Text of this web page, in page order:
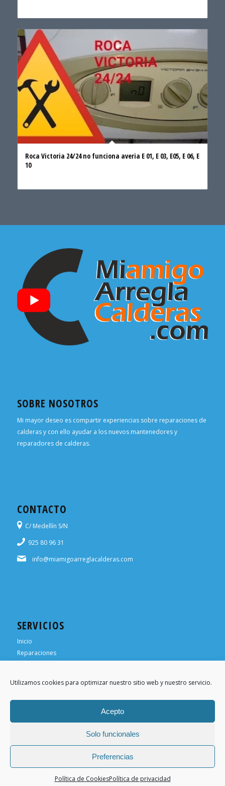
Utilizamos cookies para optimizar nuestro sitio web y nuestro servicio.
Acepto
Solo funcionales
Preferencias
Política de CookiesPolítica de privacidad
Roca Victoria 24/24 no funciona averia E 01, E 03, E05, E 06, E
10
SOBRE NOSOTROS
Mi mayor deseo es compartir experiencias sobre reparaciones de
calderas y con ello ayudar a los nuevos mantenedores y
reparadores de calderas.
CONTACTO
C/ Medellín S/N
925 80 96 31
info@miamigoarreglacalderas.com
SERVICIOS
Inicio
Reparaciones
Trabaja para nosotros
© Copyright -Mi Amigo Arregla Calderas- Web diseñada porNuevas
Política privacidad Política Cookies